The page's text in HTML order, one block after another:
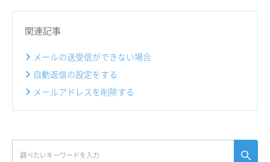
関連記事
メールの送受信ができない場合
自動返信の設定をする
メールアドレスを削除する